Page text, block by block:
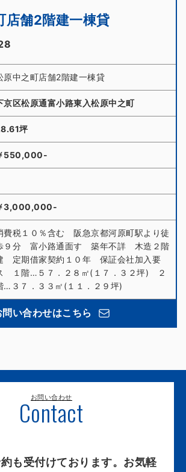
店舗2階建一棟貸
原中之町店舗2階建一棟貸
京区松原通富小路東入松原中之町
坪
550,000-
3,000,000-
費税１０％含む 阪急京都河原町駅より徒
９分 富小路通面す 築年不詳 木造２階
定期借家契約１０年 保証会社加入要
１階…５７．２８㎡(１７．３２坪) ２
…３７．３３㎡(１１．２９坪)
問い合わせはこちら
お問い合わせ
Contact
も受付けております。お気軽